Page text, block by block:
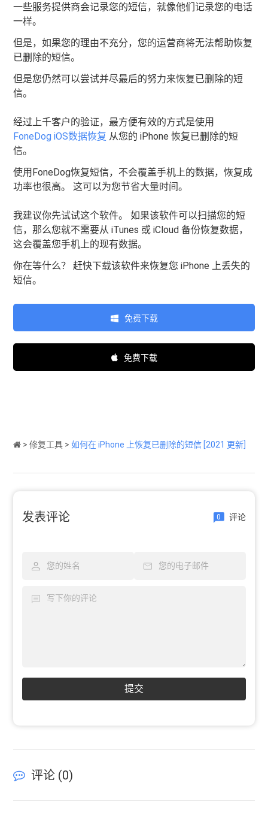
一些服务提供商会记录您的短信，就像他们记录您的电话
一样。
但是，如果您的理由不充分，您的运营商将无法帮助恢复
已删除的短信。
但是您仍然可以尝试并尽最后的努力来恢复已删除的短
信。
经过上千客户的验证，最方便有效的方式是使用
FoneDog iOS数据恢复 从您的 iPhone 恢复已删除的短
信。
使用FoneDog恢复短信，不会覆盖手机上的数据，恢复成
功率也很高。 这可以为您节省大量时间。
我建议你先试试这个软件。 如果该软件可以扫描您的短
信，那么您就不需要从 iTunes 或 iCloud 备份恢复数据，
这会覆盖您手机上的现有数据。
你在等什么？ 赶快下载该软件来恢复您 iPhone 上丢失的
短信。
免费下载
免费下载
>修复工具 >如何在 iPhone 上恢复已删除的短信 [2021 更新]
发表评论 0 评论
提交
评论 (0)